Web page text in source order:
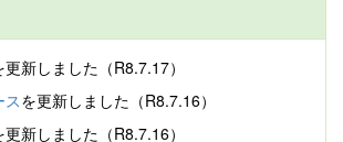
更新しました（R8.7.17）
を更新しました（R8.7.16）
更新しました（R8.7.16）